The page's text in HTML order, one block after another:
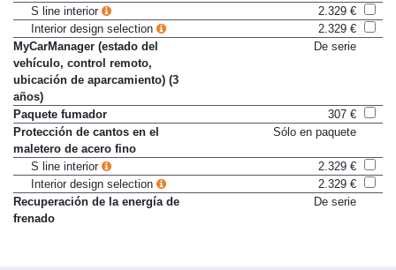
iluminadas
S line interior
2.329 €
Interior design selection
2.329 €
MyCarManager (estado del
vehículo, control remoto,
ubicación de aparcamiento) (3
años)
Paquete fumador
307 €
Protección de cantos en el
maletero de acero fino
S line interior
2.329 €
Interior design selection
2.329 €
Recuperación de la energía de